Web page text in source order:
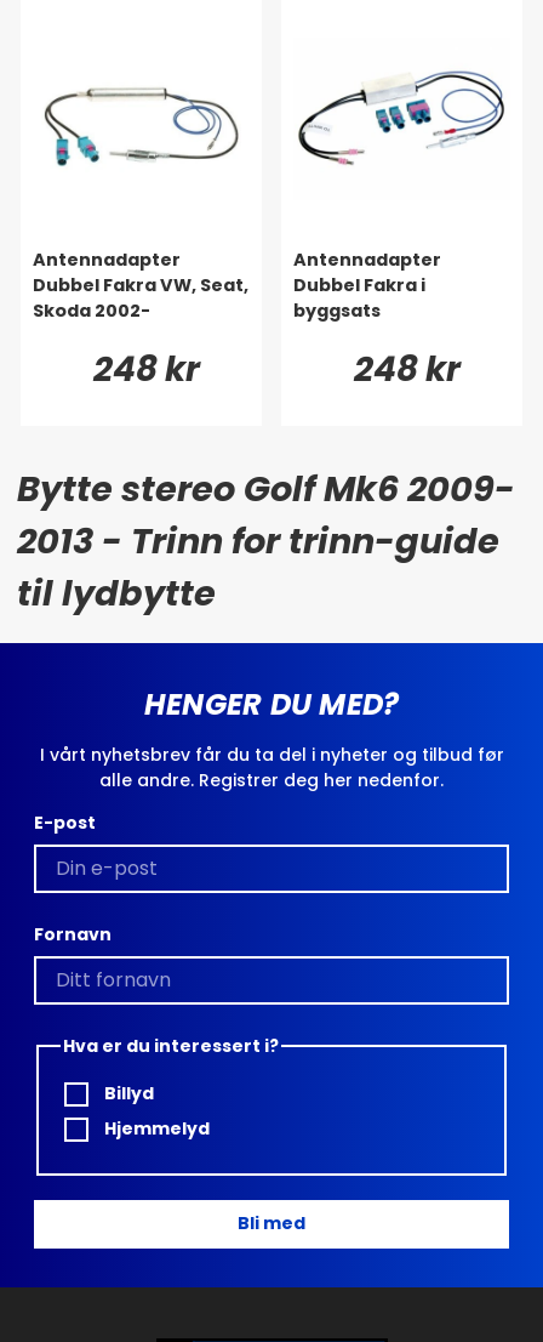
Antennadapter
Dubbel Fakra VW, Seat,
Skoda 2002-
248 kr
Antennadapter
Dubbel Fakra i
byggsats
248 kr
Bytte stereo Golf Mk6 2009-
2013 - Trinn for trinn-guide
til lydbytte
HENGER DU MED?
I vårt nyhetsbrev får du ta del i nyheter og tilbud før
alle andre. Registrer deg her nedenfor.
E-post
Fornavn
Hva er du interessert i?
Billyd
Hjemmelyd
Bli med